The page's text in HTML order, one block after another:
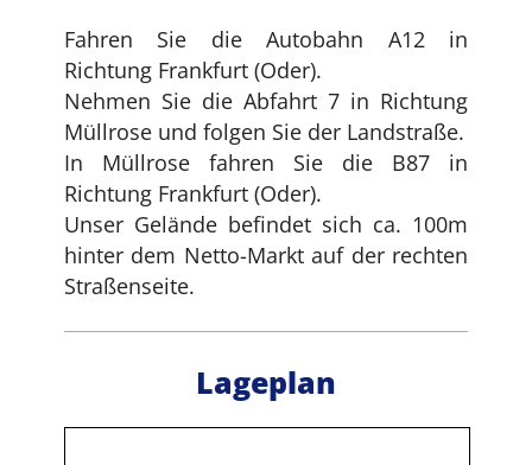
Fahren Sie die Autobahn A12 in
Richtung Frankfurt (Oder).
Nehmen Sie die Abfahrt 7 in Richtung
Müllrose und folgen Sie der Landstraße.
In Müllrose fahren Sie die B87 in
Richtung Frankfurt (Oder).
Unser Gelände befindet sich ca. 100m
hinter dem Netto-Markt auf der rechten
Straßenseite.
Lageplan